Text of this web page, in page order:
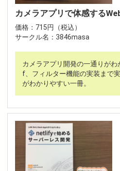
カメラアプリで体感する
価格：715円（税込）
サークル名：3846masa
カメラアプリ開発の一通りが
f、フィルター機能の実装まで
がわかりやすい一冊。